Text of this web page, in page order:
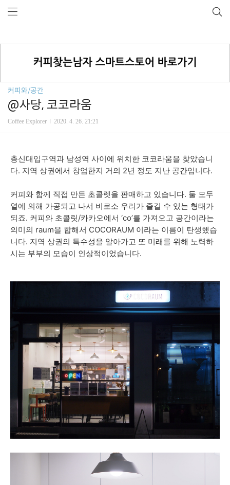
커피와/공간
@사당, 코코라움
Coffee Explorer 2020. 4. 26. 21:21
총신대입구역과 남성역 사이에 위치한 코코라움을 찾았습니
다. 지역 상권에서 창업한지 거의 2년 정도 지난 공간입니다.
커피와 함께 직접 만든 초콜렛을 판매하고 있습니다. 둘 모두
열에 의해 가공되고 나서 비로소 우리가 즐길 수 있는 형태가
되죠. 커피와 초콜릿/카카오에서 ‘co’를 가져오고 공간이라는
의미의 raum을 합해서 COCORAUM 이라는 이름이 탄생했습
니다. 지역 상권의 특수성을 알아가고 또 미래를 위해 노력하
시는 부부의 모습이 인상적이었습니다.